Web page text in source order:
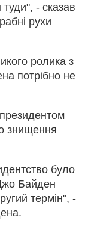
- сказав
рухи
ролика з
потрібно не
знищення
було
Байден
термін", -